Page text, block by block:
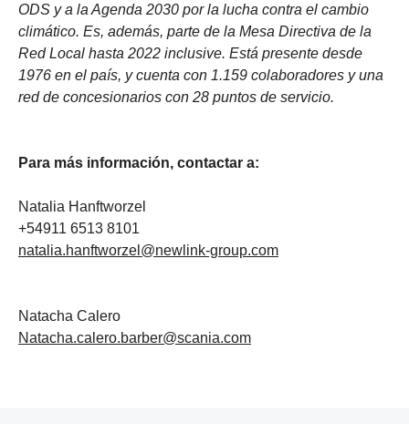
ODS y a la Agenda 2030 por la lucha contra el cambio
climático. Es, además, parte de la Mesa Directiva de la
Red Local hasta 2022 inclusive. Está presente desde
1976 en el país, y cuenta con 1.159 colaboradores y una
red de concesionarios con 28 puntos de servicio.
Para más información, contactar a:
Natalia Hanftworzel
+54911 6513 8101
natalia.hanftworzel@newlink-group.com
Natacha Calero
Natacha.calero.barber@scania.com